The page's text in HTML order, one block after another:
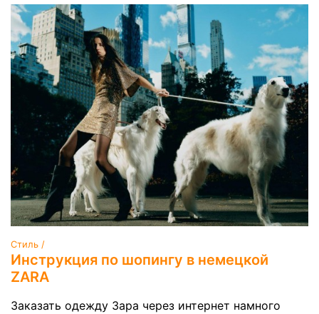
Стиль /
Инструкция по шопингу в немецкой
ZARA
Заказать одежду Зара через интернет намного